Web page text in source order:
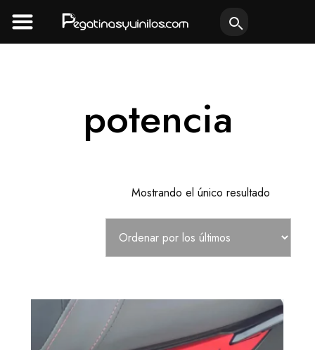
al
contenido
potencia
Mostrando el único resultado